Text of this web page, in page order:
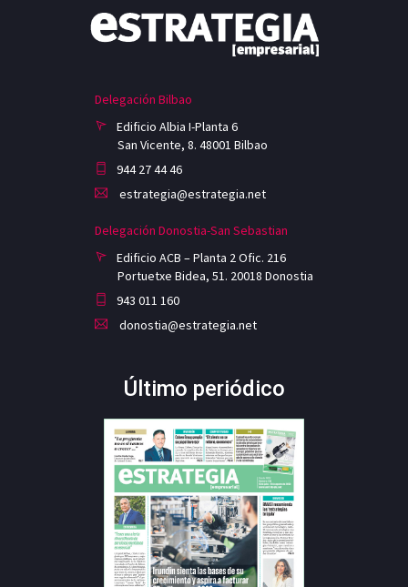
Delegación Bilbao
Edificio Albia I-Planta 6
San Vicente, 8. 48001 Bilbao
944 27 44 46
estrategia@estrategia.net
Delegación Donostia-San Sebastian
Edificio ACB – Planta 2 Ofic. 216
Portuetxe Bidea, 51. 20018 Donostia
943 011 160
donostia@estrategia.net
Último periódico